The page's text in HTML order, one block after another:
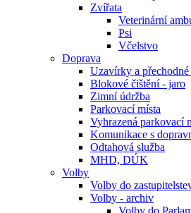
Zvířata
Veterinární
Psi
Včelstvo
Doprava
Uzavírky a
Blokové čištění - jaro
Zimní údržba
Parkovací místa
Vyhrazená parkovací
Komunikace s
Odtahová služba
MHD, DÚK
Volby
Volby do
Volby - archiv
Volby do